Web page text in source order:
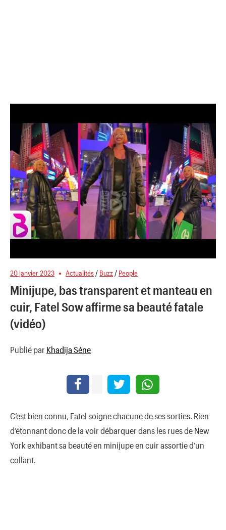
20 janvier 2023 Actualités / Buzz / People
Minijupe, bas transparent et manteau en
cuir, Fatel Sow affirme sa beauté fatale
(vidéo)
Publié par Khadija Séne
C’est bien connu, Fatel soigne chacune de ses sorties. Rien
d’étonnant donc de la voir débarquer dans les rues de New
York exhibant sa beauté en minijupe en cuir assortie d’un
collant.